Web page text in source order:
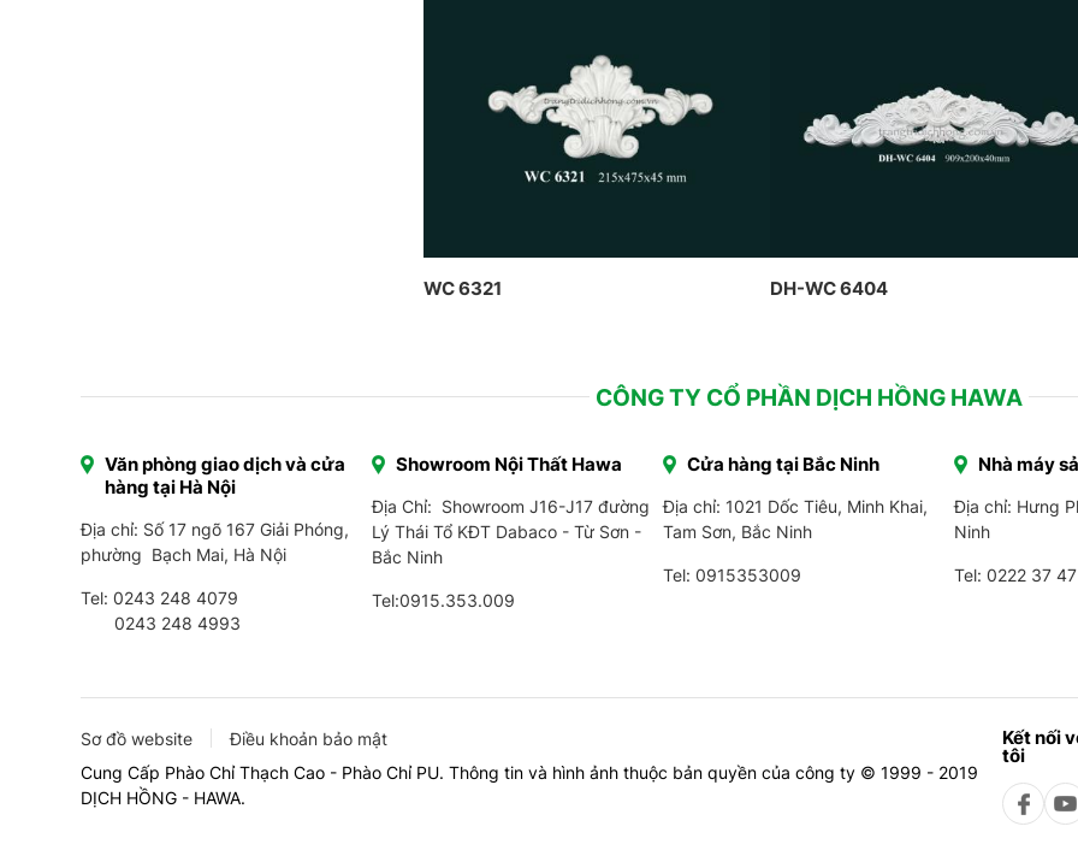
WC 6321 DH-WC 6404
CÔNG TY CỔ PHẦN DỊCH HỒNG HAWA
Văn phòng giao dịch và cửa
hàng tại Hà Nội
Địa chỉ: Số 17 ngõ 167 Giải Phóng,
phường Bạch Mai, Hà Nội
Tel: 0243 248 4079
0243 248 4993
Showroom Nội Thất Hawa
Địa Chỉ: Showroom J16-J17 đường
Lý Thái Tổ KĐT Dabaco - Từ Sơn -
Bắc Ninh
Tel:0915.353.009
Cửa hàng tại Bắc Ninh
Địa chỉ: 1021 Dốc Tiêu, Minh Khai,
Tam Sơn, Bắc Ninh
Tel: 0915353009
Nhà máy
Địa chỉ: Hưng
Ninh
Tel: 0222 37
Sơ đồ website
Điều khoản bảo mật
Cung Cấp Phào Chỉ Thạch Cao - Phào Chỉ PU. Thông tin và hình ảnh thuộc bản quyền của công ty © 1999 - 2019
DỊCH HỒNG - HAWA.
Kết nối
tôi